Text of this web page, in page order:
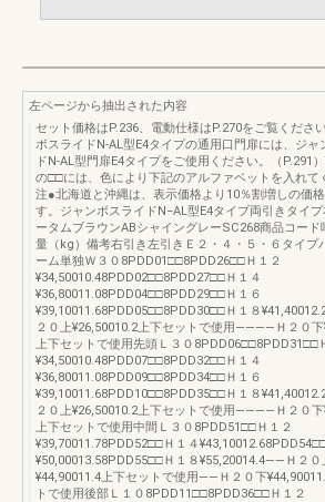
左ページから抽出された内容
セット価格はP.236、電動仕様はP.270をご覧くださ
ボスライドN-AL型E4タイプの通用口門扉には、ジャ
ドN-AL型門扉E4タイプをご使用ください。（P.291
の□□には、色により下記のアルファベットを入れて
注●北海道と沖縄は、表示価格より10％割増しの価
す。ジャンボスライドN−AL型E4タイプ両引きタイ
ータムブラウンABシャイングレーSC268商品コード
量（kg）備考右引き左引きＥ２・４・５・６タイプ
ーム単独Ｗ３０8PDD01□□8PDD26□□Ｈ１２
¥34,50010.48PDD02□□8PDD27□□Ｈ１４
¥36,80011.08PDD04□□8PDD29□□Ｈ１６
¥39,10011.68PDD05□□8PDD30□□Ｈ１８
２０上¥26,50010.2上下セットで使用――――Ｈ２０下
上下セットで使用先頭Ｌ３０8PDD06□□8PDD31□□
¥34,50010.48PDD07□□8PDD32□□Ｈ１４
¥36,80011.08PDD09□□8PDD34□□Ｈ１６
¥39,10011.68PDD10□□8PDD35□□Ｈ１８
２０上¥26,50010.2上下セットで使用――――Ｈ２０下
上下セットで使用中間Ｌ３０8PDD51□□Ｈ１２
¥39,70011.78PDD52□□Ｈ１４
¥50,00013.58PDD55□□Ｈ１８¥55,20014.4――Ｈ２０
¥44,90011.4上下セットで使用――Ｈ２０下
トで使用後部Ｌ１０8PDD11□□8PDD36□□Ｈ１２